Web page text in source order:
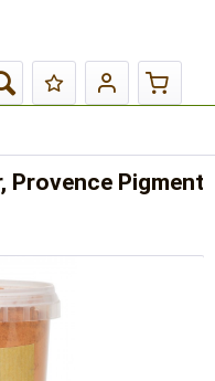
Provence Pigment